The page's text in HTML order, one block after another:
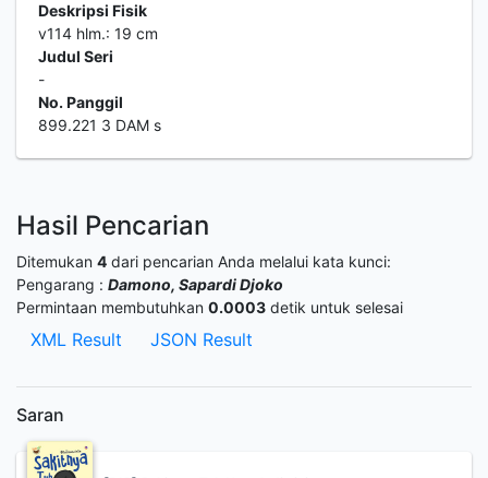
Deskripsi Fisik
v114 hlm.: 19 cm
Judul Seri
-
No. Panggil
899.221 3 DAM s
Hasil Pencarian
Ditemukan 4 dari pencarian Anda melalui kata kunci:
Pengarang : Damono, Sapardi Djoko
Permintaan membutuhkan 0.0003 detik untuk selesai
XML Result JSON Result
Saran